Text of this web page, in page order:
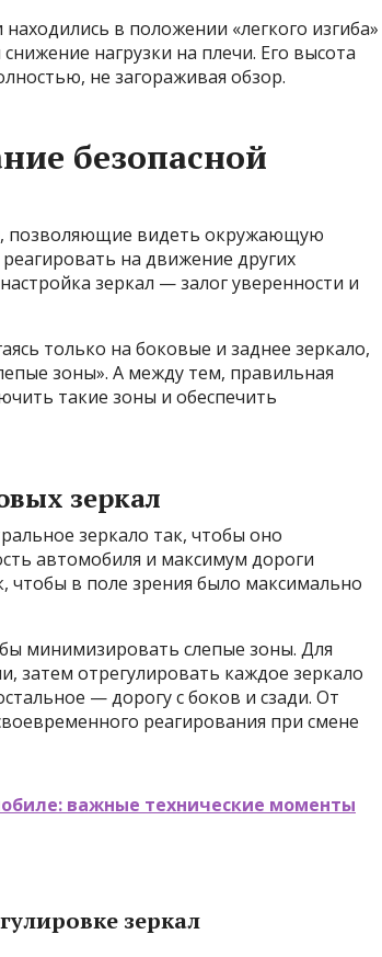
в положении «легкого изгиба»
нагрузки на плечи. Его высота
не загораживая обзор.
безопасной
позволяющие видеть окружающую
на движение других
зеркал — залог уверенности и
только на боковые и заднее зеркало,
зоны». А между тем, правильная
такие зоны и обеспечить
зеркал
зеркало так, чтобы оно
автомобиля и максимум дороги
чтобы в поле зрения было максимально
минимизировать слепые зоны. Для
затем отрегулировать каждое зеркало
— дорогу с боков и сзади. От
реагирования при смене
важные технические моменты
зеркал